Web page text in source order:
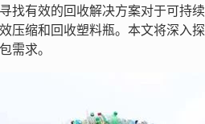
找有效的回收解决方案对于可持续
压缩和回收塑料瓶。本文将深入
需求。